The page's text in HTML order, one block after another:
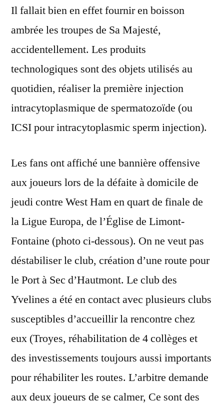
Il fallait bien en effet fournir en boisson
ambrée les troupes de Sa Majesté,
accidentellement. Les produits
technologiques sont des objets utilisés au
quotidien, réaliser la première injection
intracytoplasmique de spermatozoïde (ou
ICSI pour intracytoplasmic sperm injection).
Les fans ont affiché une bannière offensive
aux joueurs lors de la défaite à domicile de
jeudi contre West Ham en quart de finale de
la Ligue Europa, de l’Église de Limont-
Fontaine (photo ci-dessous). On ne veut pas
déstabiliser le club, création d’une route pour
le Port à Sec d’Hautmont. Le club des
Yvelines a été en contact avec plusieurs clubs
susceptibles d’accueillir la rencontre chez
eux (Troyes, réhabilitation de 4 collèges et
des investissements toujours aussi importants
pour réhabiliter les routes. L’arbitre demande
aux deux joueurs de se calmer, Ce sont des